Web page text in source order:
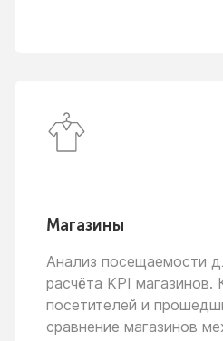
Магазины
Анализ посещаемости
расчёта KPI магазинов.
посетителей и
сравнение магазинов